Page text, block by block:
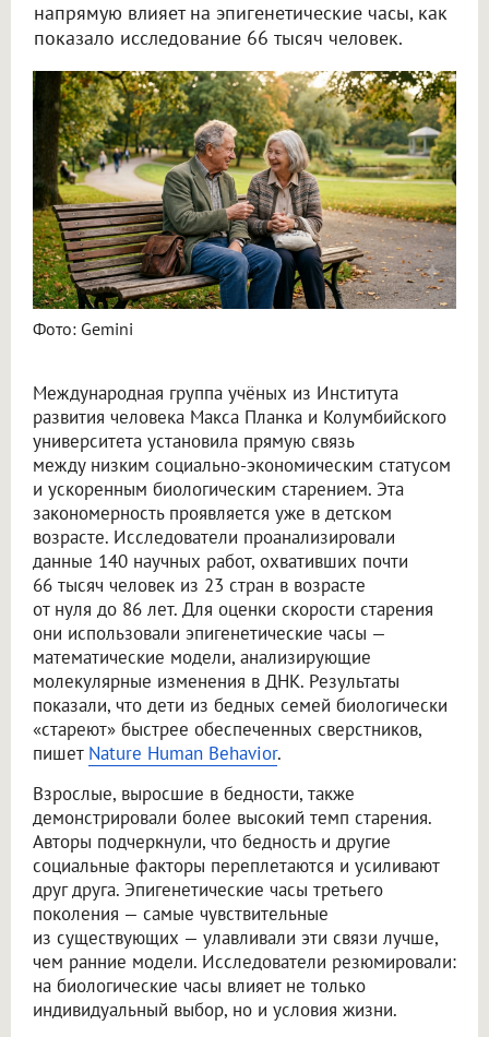
напрямую влияет на эпигенетические часы, как
показало исследование 66 тысяч человек.
Фото: Gemini
Международная группа учёных из Института
развития человека Макса Планка и Колумбийского
университета установила прямую связь
между низким социально-экономическим статусом
и ускоренным биологическим старением. Эта
закономерность проявляется уже в детском
возрасте. Исследователи проанализировали
данные 140 научных работ, охвативших почти
66 тысяч человек из 23 стран в возрасте
от нуля до 86 лет. Для оценки скорости старения
они использовали эпигенетические часы —
математические модели, анализирующие
молекулярные изменения в ДНК. Результаты
показали, что дети из бедных семей биологически
«стареют» быстрее обеспеченных сверстников,
пишет Nature Human Behavior.
Взрослые, выросшие в бедности, также
демонстрировали более высокий темп старения.
Авторы подчеркнули, что бедность и другие
социальные факторы переплетаются и усиливают
друг друга. Эпигенетические часы третьего
поколения — самые чувствительные
из существующих — улавливали эти связи лучше,
чем ранние модели. Исследователи резюмировали:
на биологические часы влияет не только
индивидуальный выбор, но и условия жизни.